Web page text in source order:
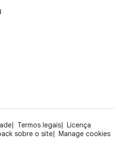
Termos legais
Licença
sobre o site Manage cookies